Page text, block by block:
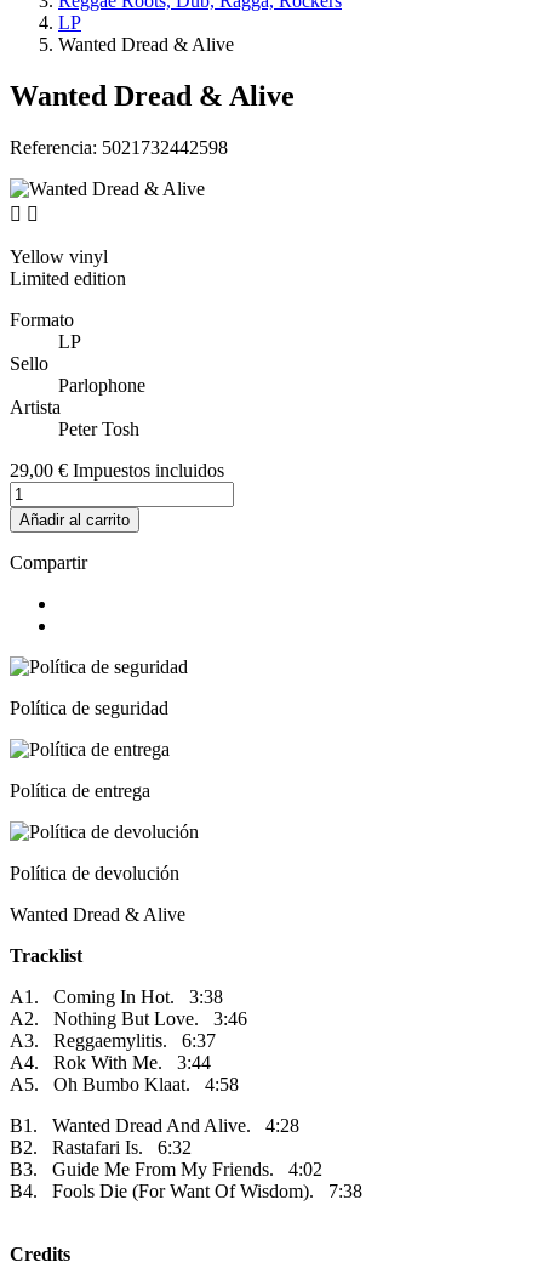
LP
Wanted Dread & Alive
Wanted Dread & Alive
Referencia: 5021732442598
 
Yellow vinyl
Limited edition
Formato
LP
Sello
Parlophone
Artista
Peter Tosh
29,00 € Impuestos incluidos
Añadir al carrito
Compartir
Política de seguridad
Política de entrega
Política de devolución
Wanted Dread & Alive
Tracklist
A1. Coming In Hot. 3:38
A2. Nothing But Love. 3:46
A3. Reggaemylitis. 6:37
A4. Rok With Me. 3:44
A5. Oh Bumbo Klaat. 4:58
B1. Wanted Dread And Alive. 4:28
B2. Rastafari Is. 6:32
B3. Guide Me From My Friends. 4:02
B4. Fools Die (For Want Of Wisdom). 7:38
Credits